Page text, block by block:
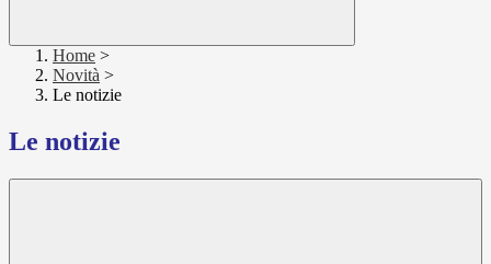
Home >
Novità >
Le notizie
Le notizie